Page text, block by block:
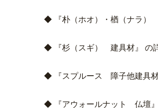
◆ 『朴（ホオ）・楢（ナラ）
◆ 『杉（スギ） 建具材』 の
◆ 『スプルース 障子他建具
◆ 『アウォールナット 仏壇